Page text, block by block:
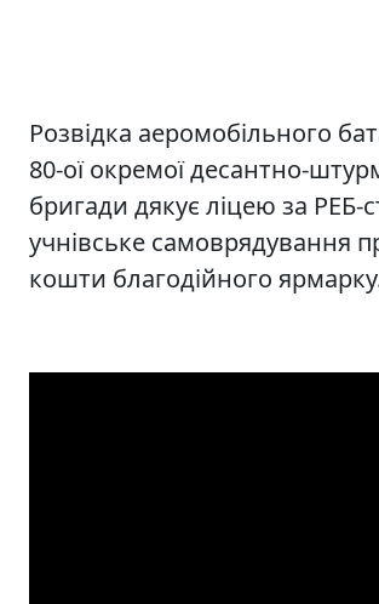
Розвідка аеромобільного
80-ої окремої десантно-
бригади дякує ліцею за РЕБ-
учнівське самоврядування
кошти благодійного